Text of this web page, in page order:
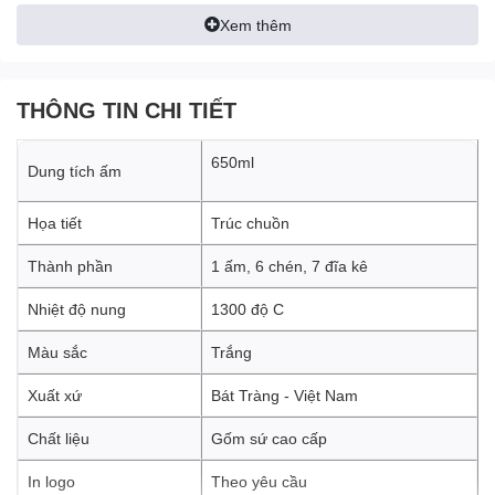
Từ hình dáng của ấm đến các chi tiết nhỏ như nút và tay cầm,
mọi thứ đều được thiết kế tỉ mỉ. Đĩa đựng cốc thường có đường
viền tinh tế và các chi tiết trang trí nhỏ để tạo điểm nhấn. Màu sắc
của men kem thường được chọn lựa sao cho phù hợp với thiết kế
Xem thêm
THÔNG TIN CHI TIẾT
Dung tích ấm 650ml
Họa tiết Trúc chuồn
Thành phần 1 ấm, 6 chén, 7 đĩa kê
Nhiệt độ nung 1300 độ C
Màu sắc Trắng
Xuất xứ Bát Tràng - Việt Nam
Chất liệu Gốm sứ cao cấp
In logo Theo yêu cầu